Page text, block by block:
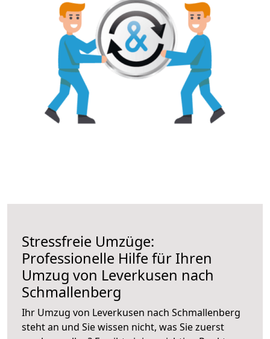
Stressfreie Umzüge:
Professionelle Hilfe für Ihren
Umzug von Leverkusen nach
Schmallenberg
Ihr Umzug von Leverkusen nach Schmallenberg
steht an und Sie wissen nicht, was Sie zuerst